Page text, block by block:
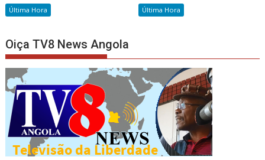
Última Hora Última Hora
Oiça TV8 News Angola